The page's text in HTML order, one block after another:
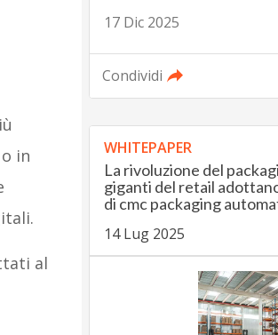
in
al
17 Dic 2025
Condividi
WHITEPAPER
La rivoluzione del
giganti del retail
di cmc packaging
14 Lug 2025